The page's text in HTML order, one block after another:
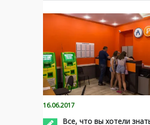
16.06.2017
Все, что вы хотели